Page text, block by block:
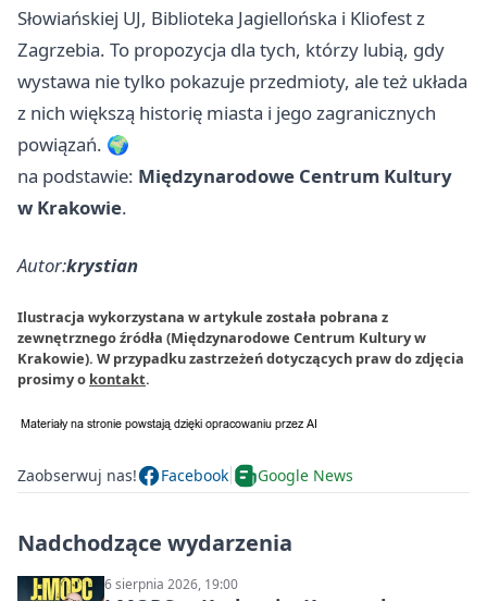
Słowiańskiej UJ, Biblioteka Jagiellońska i Kliofest z
Zagrzebia. To propozycja dla tych, którzy lubią, gdy
wystawa nie tylko pokazuje przedmioty, ale też układa
z nich większą historię miasta i jego zagranicznych
powiązań. 🌍
na podstawie: Międzynarodowe Centrum Kultury
w Krakowie.
Autor:krystian
Ilustracja wykorzystana w artykule została pobrana z
zewnętrznego źródła (Międzynarodowe Centrum Kultury w
Krakowie). W przypadku zastrzeżeń dotyczących praw do zdjęcia
prosimy o kontakt.
Zaobserwuj nas! Facebook Google News
Nadchodzące wydarzenia
6 sierpnia 2026, 19:00